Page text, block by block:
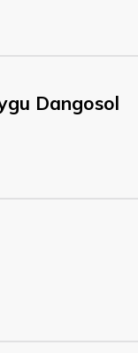
Dangosol